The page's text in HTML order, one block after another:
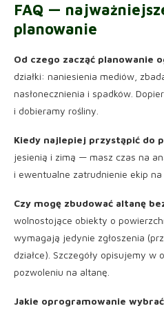
FAQ —
planowanie
Od czego zacząć planowanie
działki: naniesienia mediów,
nasłonecznienia i spadków.
i dobieramy rośliny.
Kiedy najlepiej przystąpić do
jesienią i zimą — masz czas na
i ewentualne zatrudnienie ekip na
Czy mogę zbudować altanę
wolnostojące obiekty o
wymagają jedynie zgłoszenia
działce). Szczegóły opisujemy w
pozwoleniu na altanę.
Jakie oprogramowanie